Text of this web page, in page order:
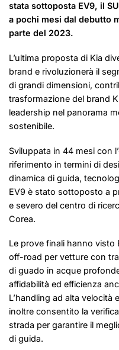
stata sottoposta EV9, il
a pochi mesi dal debutto
parte del 2023.
L’ultima proposta di Kia
brand e rivoluzionerà il
di grandi dimensioni,
trasformazione del brand
leadership nel panorama
sostenibile.
Sviluppata in 44 mesi con
riferimento in termini di
dinamica di guida,
EV9 è stato sottoposto a
e severo del centro di
Corea.
Le prove finali hanno visto
off-road per vetture con
di guado in acque
affidabilità ed efficienza
L’handling ad alta velocità
inoltre consentito la
strada per garantire il
di guida.